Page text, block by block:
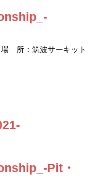
場 所：筑波サーキット
Pit・